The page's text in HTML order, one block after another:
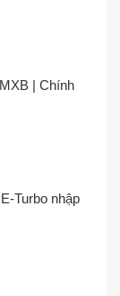
| Chính
Turbo nhập